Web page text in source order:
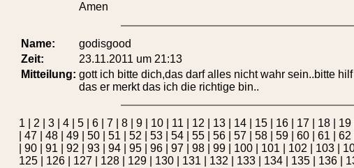
Amen
Name:
godisgood
Zeit:
23.11.2011 um 21:13
Mitteilung: gott ich bitte dich,das darf alles nicht wahr sein..bitte
das er merkt das ich die richtige bin..
1 2 3| 4| 5| 6| 7| 8| 9| 10| 11 12 13| 14| 15| 16| 17| 18| 19|
47| 48| 49| 50| 51 52 53| 54| 55| 56| 57| 58| 59| 60| 61 62
90| 91 92 93| 94| 95| 96| 97| 98| 99| 100| 101 102 103|
125| 126| 127| 128| 129| 130| 131 132 133| 134| 135| 136|